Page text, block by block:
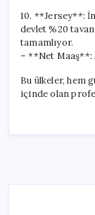
10. **Jersey**:
devlet %20
tamamlıyor.
– **Net Maaş**:
Bu ülkeler, hem
içinde olan